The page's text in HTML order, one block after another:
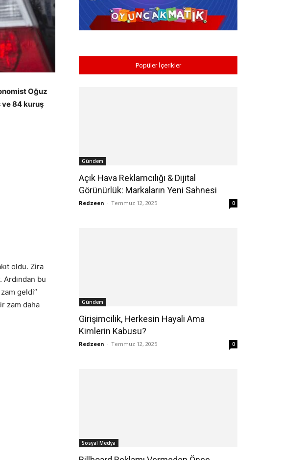
Oğuz
ve 84 kuruş
oldu. Zira
bu
geldi”
zam daha
Popüler İçerikler
Gündem
Açık Hava Reklamcılığı & Dijital
Görünürlük: Markaların Yeni Sahnesi
Redzeen - Temmuz 12, 2025 0
Gündem
Girişimcilik, Herkesin Hayali Ama
Kimlerin Kabusu?
Redzeen - Temmuz 12, 2025 0
Sosyal Medya